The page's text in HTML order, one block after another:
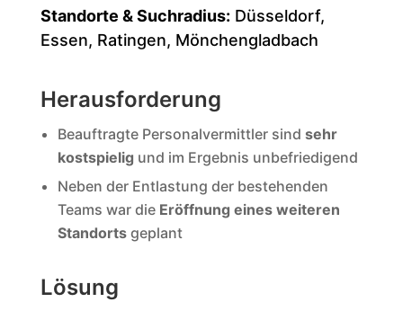
Standorte & Suchradius: Düsseldorf,
Essen, Ratingen, Mönchengladbach
Herausforderung
Beauftragte Personalvermittler sind sehr
kostspielig und im Ergebnis unbefriedigend
Neben der Entlastung der bestehenden
Teams war die Eröffnung eines weiteren
Standortsgeplant
Lösung